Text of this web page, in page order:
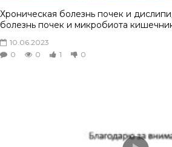
Хроническая болезнь почек и
болезнь почек и микробиота
10.06.2023
0
0 1 0